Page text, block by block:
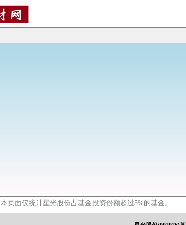
本页面仅统计星光股份占基金投资份额超过5%的基金。